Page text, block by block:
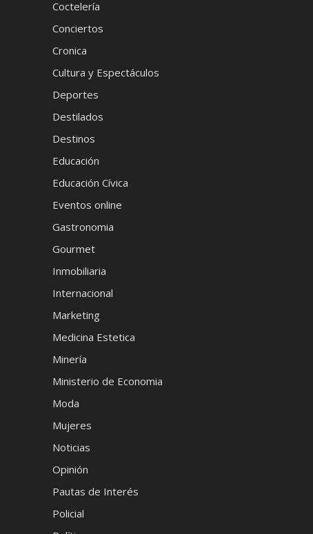
Coctelería
Conciertos
Cronica
Cultura y Espectáculos
Deportes
Destilados
Destinos
Educación
Educación Cívica
Eventos online
Gastronomia
Gourmet
Inmobiliaria
Internacional
Marketing
Medicina Estetica
Minería
Ministerio de Economia
Moda
Mujeres
Noticias
Opinión
Pautas de Interés
Policial